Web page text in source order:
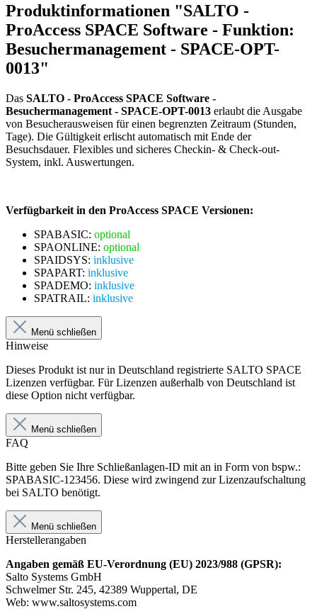
Produktinformationen "SALTO -
ProAccess SPACE Software - Funktion:
Besuchermanagement - SPACE-OPT-
0013"
Das SALTO - ProAccess SPACE Software -
Besuchermanagement - SPACE-OPT-0013 erlaubt die Ausgabe
von Besucherausweisen für einen begrenzten Zeitraum (Stunden,
Tage). Die Gültigkeit erlischt automatisch mit Ende der
Besuchsdauer. Flexibles und sicheres Checkin- & Check-out-
System, inkl. Auswertungen.
Verfügbarkeit in den ProAccess SPACE Versionen:
SPABASIC: optional
SPAONLINE: optional
SPAIDSYS: inklusive
SPAPART: inklusive
SPADEMO: inklusive
SPATRAIL: inklusive
Menü schließen
Hinweise
Dieses Produkt ist nur in Deutschland registrierte SALTO SPACE
Lizenzen verfügbar. Für Lizenzen außerhalb von Deutschland ist
diese Option nicht verfügbar.
Menü schließen
FAQ
Bitte geben Sie Ihre Schließanlagen-ID mit an in Form von bspw.:
SPABASIC-123456. Diese wird zwingend zur Lizenzaufschaltung
bei SALTO benötigt.
Menü schließen
Herstellerangaben
Angaben gemäß EU-Verordnung (EU) 2023/988 (GPSR):
Salto Systems GmbH
Schwelmer Str. 245, 42389 Wuppertal, DE
Web: www.saltosystems.com